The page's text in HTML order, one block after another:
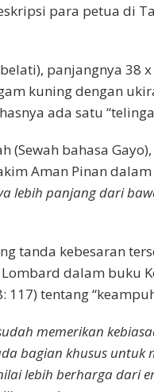
para petua di
panjangnya 38
kuning dengan
ada satu
(Sewah bahasa
Aman Pinan
lebih panjang dari
tanda kebesaran
dalam buku
117) tentang
memerikan
bagian khusus
lebih berharga dari